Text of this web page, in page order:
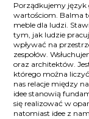
Porządkujemy
wartościom. Balma
meble dla ludzi.
tym, jak ludzie
wpływać na
zespołów.
oraz architektów.
którego można
nas relacje między
idee stanowią
się realizować w
natomiast idee z